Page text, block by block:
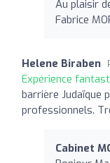
Au plaisir
Fabrice
Helene Biraben
Expérience
barrière Judaïque
professionnels.
Cabinet